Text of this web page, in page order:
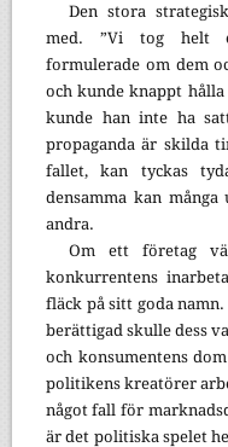
Den stora
med. ”Vi tog helt
formulerade om dem
och kunde knappt
kunde han inte ha
propaganda är skilda
fallet, kan tyckas
densamma kan
andra.
Om ett företag
konkurrentens
fläck på sitt goda
berättigad skulle dess
och konsumentens
politikens kreatörer
något fall för
är det politiska spelet